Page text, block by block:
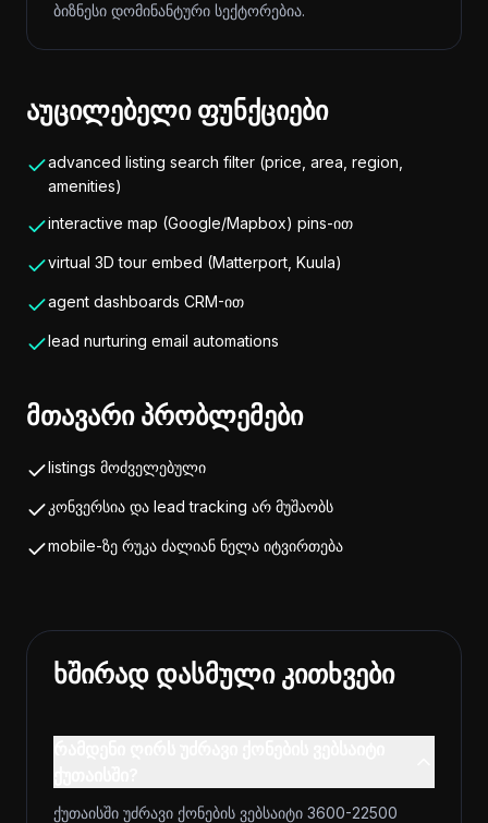
ბიზნესი დომინანტური სექტორებია.
აუცილებელი ფუნქციები
advanced listing search filter (price, area, region,
amenities)
interactive map (Google/Mapbox) pins-ით
virtual 3D tour embed (Matterport, Kuula)
agent dashboards CRM-ით
lead nurturing email automations
მთავარი პრობლემები
listings მოძველებული
კონვერსია და lead tracking არ მუშაობს
mobile-ზე რუკა ძალიან ნელა იტვირთება
ხშირად დასმული კითხვები
ქუთაისში უძრავი ქონების ვებსაიტი 3600-22500